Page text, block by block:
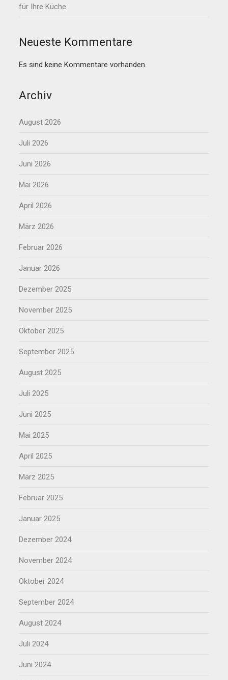
für Ihre Küche
Neueste Kommentare
Es sind keine Kommentare vorhanden.
Archiv
August 2026
Juli 2026
Juni 2026
Mai 2026
April 2026
März 2026
Februar 2026
Januar 2026
Dezember 2025
November 2025
Oktober 2025
September 2025
August 2025
Juli 2025
Juni 2025
Mai 2025
April 2025
März 2025
Februar 2025
Januar 2025
Dezember 2024
November 2024
Oktober 2024
September 2024
August 2024
Juli 2024
Juni 2024